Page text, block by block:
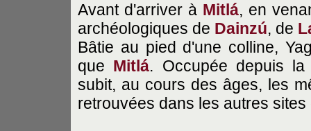
Avant d'arriver à Mitlá, en
archéologiques de Dainzú, de
Bâtie au pied d'une colline,
que Mitlá. Occupée depuis
subit, au cours des âges, les
retrouvées dans les autres sites